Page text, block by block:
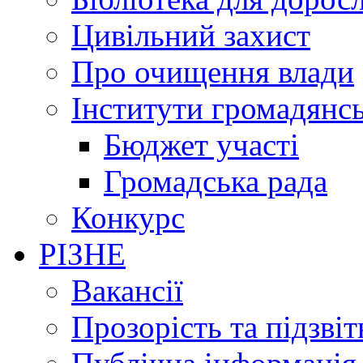
Цивільний захист
Про очищення влади
Інститути
Бюджет участі
Громадська рада
Конкурс
РІЗНЕ
Вакансії
Прозорість та